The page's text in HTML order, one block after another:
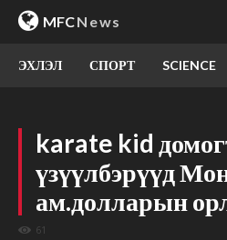
MFCNews
ЭХЛЭЛ СПОРТ SCIENCE
karate kid
үзүүлбэрүүд
ам.долларын
61